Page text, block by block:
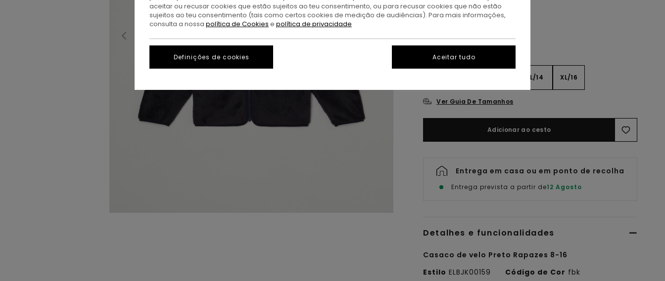
L/14 XL/16
Ver Guia De Tamanhos
Adicionar ao cesto
Entrega em casa ou em ponto de recolha
Entrega prevista a partir de12 Agosto
Detalhes e funcionalidades
Casaco de velo Preto Rapazes 8-16
Estilo ELBJK00159 Código de Cor fbk
aceitar ou recusar cookies que estão sujeitos ao teu consentimento, ou para recusar cookies que não estão
sujeitos ao teu consentimento (tais como certos cookies de medição de audiências). Para mais informações,
consulta a nossa política de Cookies e política de privacidade
Definições de cookies Aceitar tudo